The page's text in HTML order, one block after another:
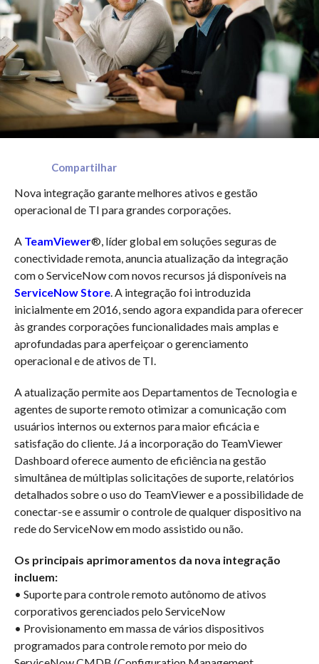
Compartilhar
Nova integração garante melhores ativos e gestão
operacional de TI para grandes corporações.
A TeamViewer®, líder global em soluções seguras de
conectividade remota, anuncia atualização da integração
com o ServiceNow com novos recursos já disponíveis na
ServiceNow Store. A integração foi introduzida
inicialmente em 2016, sendo agora expandida para oferecer
às grandes corporações funcionalidades mais amplas e
aprofundadas para aperfeiçoar o gerenciamento
operacional e de ativos de TI.
A atualização permite aos Departamentos de Tecnologia e
agentes de suporte remoto otimizar a comunicação com
usuários internos ou externos para maior eficácia e
satisfação do cliente. Já a incorporação do TeamViewer
Dashboard oferece aumento de eficiência na gestão
simultânea de múltiplas solicitações de suporte, relatórios
detalhados sobre o uso do TeamViewer e a possibilidade de
conectar-se e assumir o controle de qualquer dispositivo na
rede do ServiceNow em modo assistido ou não.
Os principais aprimoramentos da nova integração
incluem:
• Suporte para controle remoto autônomo de ativos
corporativos gerenciados pelo ServiceNow
• Provisionamento em massa de vários dispositivos
programados para controle remoto por meio do